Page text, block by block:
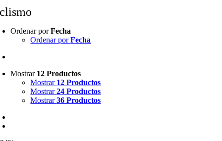
Ordenar porFecha
Ordenar porFecha
Mostrar 12 Productos
Mostrar 12 Productos
Mostrar24 Productos
Mostrar36 Productos